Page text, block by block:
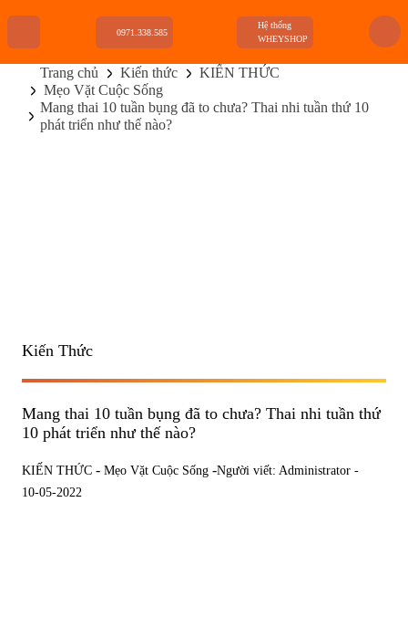
TRANG CHỦ
FLASH SALE
THANH LÝ
0971.338.585
Hệ thống
WHEYSHOP
Trang chủ Kiến thức
KIẾN THỨC
Mẹo Vặt Cuộc Sống
Mang thai 10 tuần bụng đã to chưa? Thai nhi tuần thứ 10
phát triển như thế nào?
Kiến Thức
Mang thai 10 tuần bụng đã to chưa? Thai nhi tuần thứ
10 phát triển như thế nào?
KIẾN THỨC - Mẹo Vặt Cuộc Sống -Người viết: Administrator -
10-05-2022